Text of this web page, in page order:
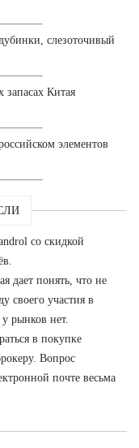
слезоточивый
запасах Китая
элементов
со скидкой
дает понять, что не
своего участия в
рынков нет.
в покупке
Вопрос
почте весьма